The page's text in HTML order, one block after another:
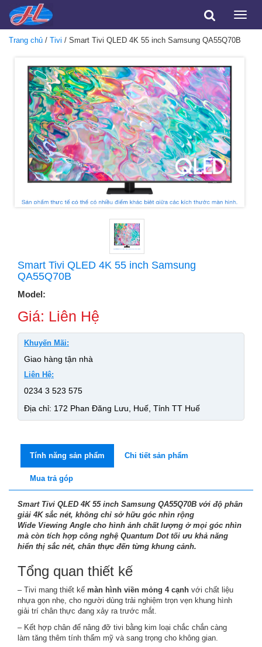
Toggle
Trang chủ / Tivi / Smart Tivi QLED 4K 55 inch Samsung QA55Q70B
Smart Tivi QLED 4K 55 inch Samsung
QA55Q70B
Model:
Giá: Liên Hệ
Khuyến Mãi:
Giao hàng tận nhà
Liên Hệ:
0234 3 523 575
Địa chỉ: 172 Phan Đăng Lưu, Huế, Tỉnh TT Huế
Tính năng sản phẩm Chi tiết sản phẩm
Mua trả góp
Smart Tivi QLED 4K 55 inch Samsung QA55Q70B với độ phân
giải 4K sắc nét, không chỉ sở hữu góc nhìn rộng
Wide Viewing Angle cho hình ảnh chất lượng ở mọi góc nhìn
mà còn tích hợp công nghệ Quantum Dot tối ưu khả năng
hiển thị sắc nét, chân thực đến từng khung cảnh.
Tổng quan thiết kế
– Tivi mang thiết kế màn hình viền mỏng 4 cạnh với chất liệu
nhựa gọn nhẹ, cho người dùng trải nghiệm trọn vẹn khung hình
giải trí chân thực đang xảy ra trước mắt.
– Kết hợp chân đế nâng đỡ tivi bằng kim loại chắc chắn càng
làm tăng thêm tính thẩm mỹ và sang trọng cho không gian.